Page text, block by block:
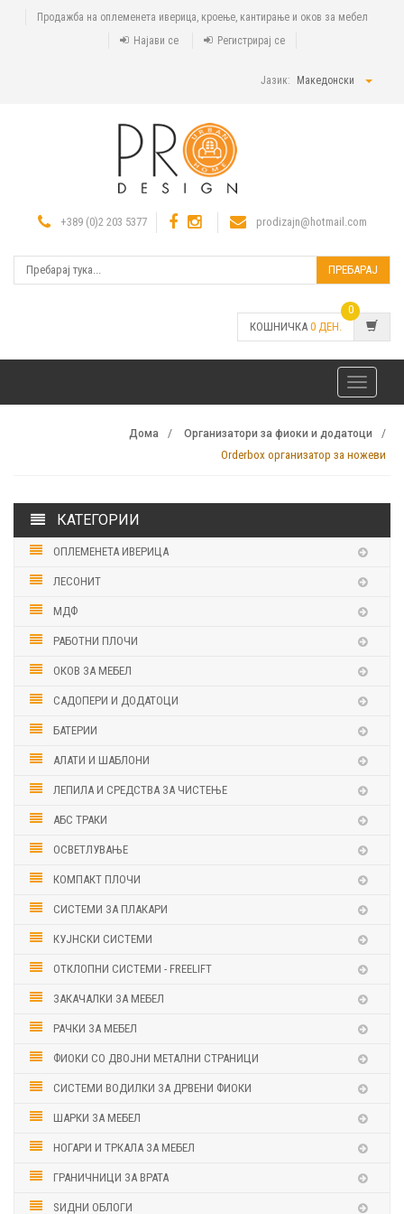
Продажба на оплеменета иверица, кроење, кантирање и оков за мебел
Најави се
Регистрирај се
Јазик: Македонски
+389 (0)2 203 5377 prodizajn@hotmail.com
ПРЕБАРАЈ
КОШНИЧКА 0 ДЕН.
0
Toggle
navigation
Дома Организатори за фиоки и додатоци
Orderbox организатор за ножеви
КАТЕГОРИИ
ОПЛЕМЕНЕТА ИВЕРИЦА
ЛЕСОНИТ
МДФ
РАБОТНИ ПЛОЧИ
ОКОВ ЗА МЕБЕЛ
САДОПЕРИ И ДОДАТОЦИ
БАТЕРИИ
АЛАТИ И ШАБЛОНИ
ЛЕПИЛА И СРЕДСТВА ЗА ЧИСТЕЊЕ
АБС ТРАКИ
ОСВЕТЛУВАЊЕ
КОМПАКТ ПЛОЧИ
СИСТЕМИ ЗА ПЛАКАРИ
КУЈНСКИ СИСТЕМИ
ОТКЛОПНИ СИСТЕМИ - FREELIFT
ЗАКАЧАЛКИ ЗА МЕБЕЛ
РАЧКИ ЗА МЕБЕЛ
ФИОКИ СО ДВОЈНИ МЕТАЛНИ СТРАНИЦИ
СИСТЕМИ ВОДИЛКИ ЗА ДРВЕНИ ФИОКИ
ШАРКИ ЗА МЕБЕЛ
НОГАРИ И ТРКАЛА ЗА МЕБЕЛ
ГРАНИЧНИЦИ ЗА ВРАТА
ЅИДНИ ОБЛОГИ